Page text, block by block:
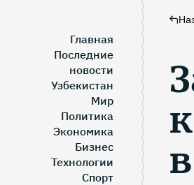
Главная
Последние
новости
Узбекистан
Мир
Политика
Экономика
Бизнес
Технологии
Спорт